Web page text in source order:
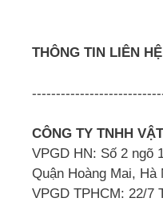
THÔNG TIN LIÊN HỆ
CÔNG TY TNHH
VPGD HN: Số 2 ngõ
Quận Hoàng Mai, Hà
VPGD TPHCM: 22/7